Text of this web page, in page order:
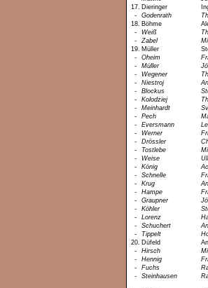
17. Dieringer
-
Godenrath
18. Böhme
-
Weiß
-
Zabel
19. Müller
-
Oheim
-
Müller
-
Wegener
-
Niestroj
-
Blockus
-
Kolodziej
-
Meinhardt
-
Pech
-
Eversmann
-
Werner
-
Drössler
-
Tostlebe
-
Weise
-
König
-
Schnelle
-
Krug
-
Hampe
-
Graupner
-
Köhler
-
Lorenz
-
Schuchert
-
Tippelt
20. Düfeld
-
Hirsch
-
Hennig
-
Fuchs
-
Steinhausen